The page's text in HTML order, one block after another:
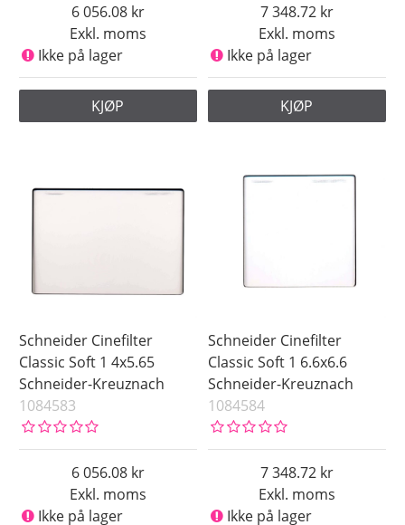
Exkl. moms
6 056.08
Ikke på lager
KJØP
Exkl. moms
7 348.72
Ikke på lager
KJØP
Schneider Cinefilter
Classic Soft 1 4x5.65
Schneider-Kreuznach
1084583
Exkl. moms
6 056.08
Ikke på lager
Schneider Cinefilter
Classic Soft 1 6.6x6.6
Schneider-Kreuznach
1084584
Exkl. moms
7 348.72
Ikke på lager